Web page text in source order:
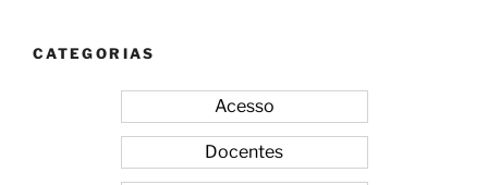
CATEGORIAS
Acesso
Docentes